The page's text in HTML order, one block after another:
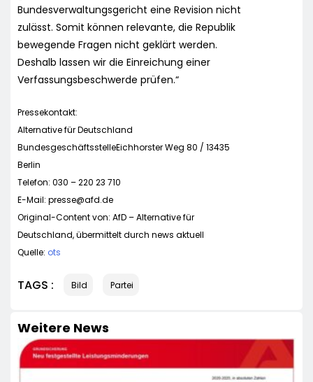
Bundesverwaltungsgericht eine Revision nicht
zulässt. Somit können relevante, die Republik
bewegende Fragen nicht geklärt werden.
Deshalb lassen wir die Einreichung einer
Verfassungsbeschwerde prüfen.“
Pressekontakt:
Alternative für Deutschland
BundesgeschäftsstelleEichhorster Weg 80 / 13435
Berlin
Telefon: 030 – 220 23 710
E-Mail: presse@afd.de
Original-Content von: AfD – Alternative für
Deutschland, übermittelt durch news aktuell
Quelle: ots
TAGS : Bild Partei
Weitere News